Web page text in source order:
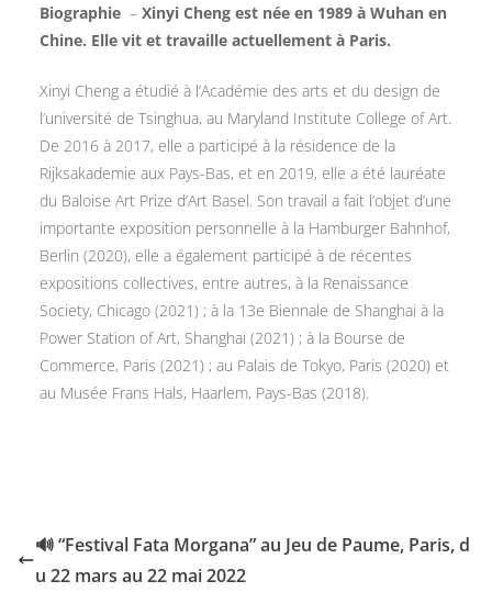
Biographie – Xinyi Cheng est née en 1989 à Wuhan en
Chine. Elle vit et travaille actuellement à Paris.
Xinyi Cheng a étudié à l’Académie des arts et du design de
l’université de Tsinghua, au Maryland Institute College of Art.
De 2016 à 2017, elle a participé à la résidence de la
Rijksakademie aux Pays-Bas, et en 2019, elle a été lauréate
du Baloise Art Prize d’Art Basel. Son travail a fait l’objet d’une
importante exposition personnelle à la Hamburger Bahnhof,
Berlin (2020), elle a également participé à de récentes
expositions collectives, entre autres, à la Renaissance
Society, Chicago (2021) ; à la 13e Biennale de Shanghai à la
Power Station of Art, Shanghai (2021) ; à la Bourse de
Commerce, Paris (2021) ; au Palais de Tokyo, Paris (2020) et
au Musée Frans Hals, Haarlem, Pays-Bas (2018).
🔊 “Festival Fata Morgana” au Jeu de Paume, Paris, d
u 22 mars au 22 mai 2022